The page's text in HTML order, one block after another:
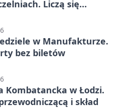
Liczą się
w Manufakturze.
bez biletów
Kombatancka w Łodzi.
i skład